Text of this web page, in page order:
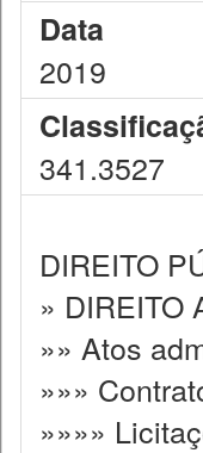
Data
2019
341.3527
DIREITO
» DIREITO
»» Atos
»»»
»»»»